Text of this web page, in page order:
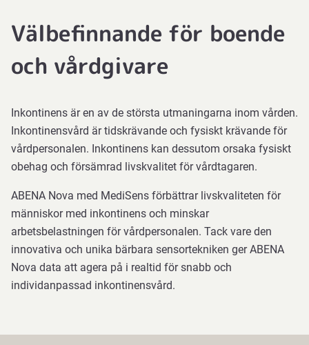
Välbefinnande för boende
och vårdgivare
Inkontinens är en av de största utmaningarna inom vården.
Inkontinensvård är tidskrävande och fysiskt krävande för
vårdpersonalen. Inkontinens kan dessutom orsaka fysiskt
obehag och försämrad livskvalitet för vårdtagaren.
ABENA Nova med MediSens förbättrar livskvaliteten för
människor med inkontinens och minskar
arbetsbelastningen för vårdpersonalen. Tack vare den
innovativa och unika bärbara sensortekniken ger ABENA
Nova data att agera på i realtid för snabb och
individanpassad inkontinensvård.